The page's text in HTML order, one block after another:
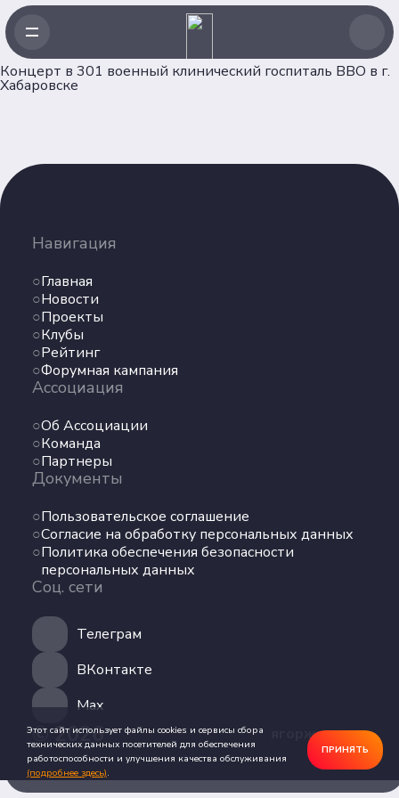
Концерт в 301 военный клинический госпиталь ВВО в г.
Хабаровске
Навигация
Главная
Новости
Проекты
Клубы
Рейтинг
Форумная кампания
Ассоциация
Об Ассоциации
Команда
Партнеры
Документы
Пользовательское соглашение
Согласие на обработку персональных данных
Политика обеспечения безопасности
персональных данных
Соц. сети
Телеграм
ВКонтакте
Max
© 2026 ягоржусь.рус
Новости
Клубы
Рейтинг
Форумная кампания
Об Ассоциации
Команда
Партнеры
Согласие на обработку персональных данных
Политика обеспечения безопасности
персональных данных
сети
Телеграм
ВКонтакте
Max
Этот сайт использует файлы cookies и сервисы сбора
технических данных посетителей для обеспечения
работоспособности и улучшения качества обслуживания
(подробнее здесь).
ПРИНЯТЬ